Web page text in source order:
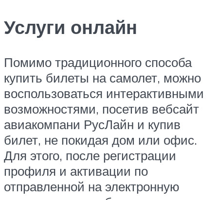
Услуги онлайн
Помимо традиционного способа
купить билеты на самолет, можно
воспользоваться интерактивными
возможностями, посетив вебсайт
авиакомпани РусЛайн и купив
билет, не покидая дом или офис.
Для этого, после регистрации
профиля и активации по
отправленной на электронную